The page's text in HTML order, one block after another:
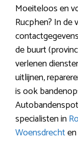
Moeiteloos en
Rucphen? In de
de buurt
verlenen
uitlijnen,
is ook
specialisten in
Woensdrechten